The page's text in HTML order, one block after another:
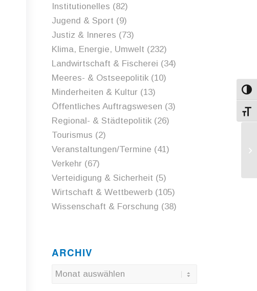
Institutionelles (82)
Jugend & Sport (9)
Justiz & Inneres (73)
Klima, Energie, Umwelt (232)
Landwirtschaft & Fischerei (34)
Meeres- & Ostseepolitik(10)
Minderheiten & Kultur(13)
Öffentliches Auftragswesen (3)
Regional- & Städtepolitik(26)
Tourismus (2)
Veranstaltungen/Termine (41)
Verkehr(67)
Verteidigung & Sicherheit (5)
Wirtschaft & Wettbewerb(105)
Wissenschaft & Forschung (38)
ARCHIV